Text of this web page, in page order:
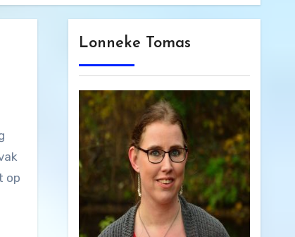
op
Lonneke Tomas